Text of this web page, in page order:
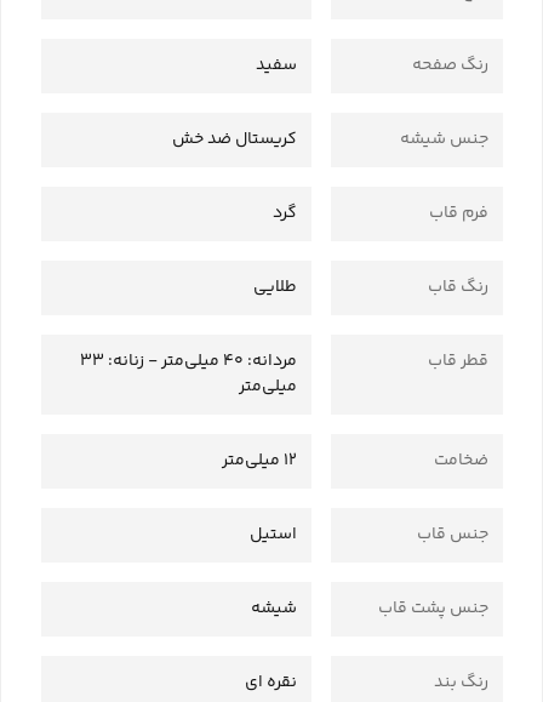
رنگ صفحه سفید
جنس شیشه کریستال ضد خش
فرم قاب گرد
رنگ قاب طلایی
قطر قاب
مردانه: 40 میلی‌متر - زنانه: 33
میلی‌متر
ضخامت 12 میلی‌متر
جنس قاب استیل
جنس پشت قاب شیشه
رنگ بند نقره ای